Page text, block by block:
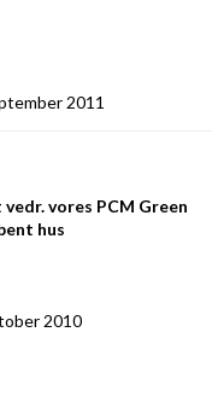
2011
vores PCM Green
hus
2010